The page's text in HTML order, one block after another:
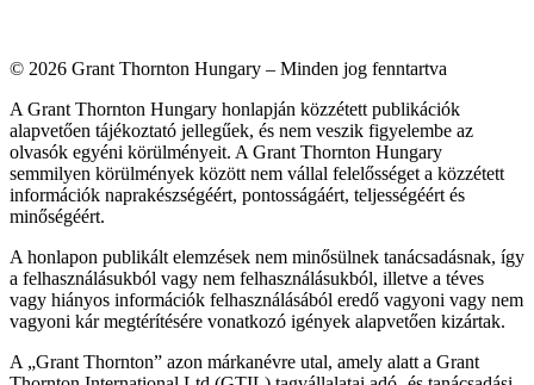
© 2026 Grant Thornton Hungary – Minden jog fenntartva
A Grant Thornton Hungary honlapján közzétett publikációk
alapvetően tájékoztató jellegűek, és nem veszik figyelembe az
olvasók egyéni körülményeit. A Grant Thornton Hungary
semmilyen körülmények között nem vállal felelősséget a közzétett
információk naprakészségéért, pontosságáért, teljességéért és
minőségéért.
A honlapon publikált elemzések nem minősülnek tanácsadásnak, így
a felhasználásukból vagy nem felhasználásukból, illetve a téves
vagy hiányos információk felhasználásából eredő vagyoni vagy nem
vagyoni kár megtérítésére vonatkozó igények alapvetően kizártak.
A „Grant Thornton” azon márkanévre utal, amely alatt a Grant